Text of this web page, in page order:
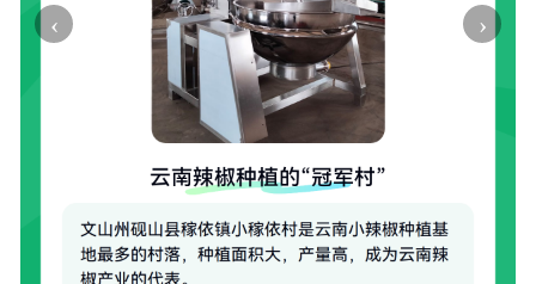
‹ ›